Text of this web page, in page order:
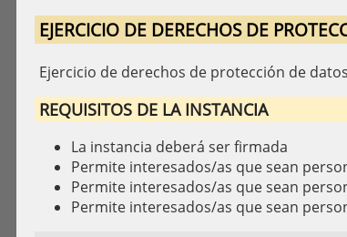
EJERCICIO DE DERECHOS DE
Ejercicio de derechos de protección de datos
REQUISITOS DE LA INSTANCIA
La instancia deberá ser firmada
Permite interesados/as que sean
Permite interesados/as que sean
Permite interesados/as que sean